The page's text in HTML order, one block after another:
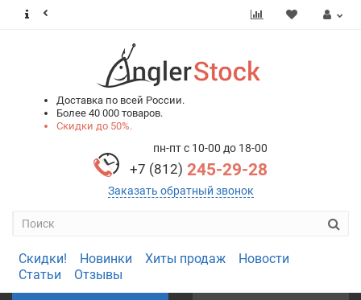
Доставка по всей России.
Более 40 000 товаров.
Скидки до 50%.
пн-пт с 10-00 до 18-00
+7 (812) 245-29-28
Заказать обратный звонок
Скидки! Новинки Хиты продаж
Новости
Статьи
Отзывы